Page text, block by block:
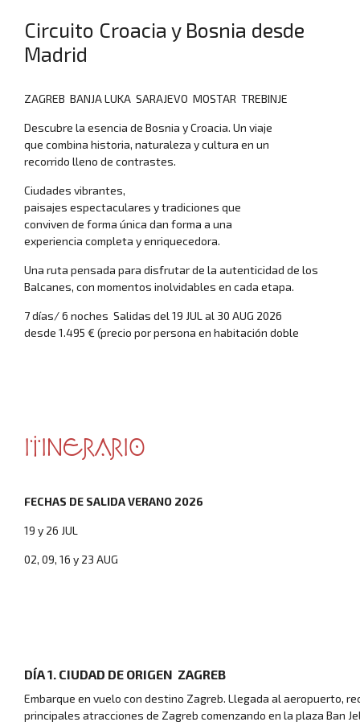
Circuito Croacia y Bosnia desde
Madrid
ZAGREB ­ BANJA LUKA ­ SARAJEVO ­ MOSTAR ­ TREBINJE
Descubre la esencia de Bosnia y Croacia. Un viaje
que combina historia, naturaleza y cultura en un
recorrido lleno de contrastes.
Ciudades vibrantes,
paisajes espectaculares y tradiciones que
conviven de forma única dan forma a una
experiencia completa y enriquecedora.
Una ruta pensada para disfrutar de la autenticidad de los
Balcanes, con momentos inolvidables en cada etapa.
7 días/ 6 noches ­ Salidas del 19 JUL al 30 AUG 2026
desde 1.495 € (precio por persona en habitación doble
ITINERARIO
FECHAS DE SALIDA VERANO 2026
19 y 26 JUL
02, 09, 16 y 23 AUG
DÍA 1. CIUDAD DE ORIGEN ­ ZAGREB
Embarque en vuelo con destino Zagreb. Llegada al aeropuerto,
principales atracciones de Zagreb comenzando en la plaza Ban